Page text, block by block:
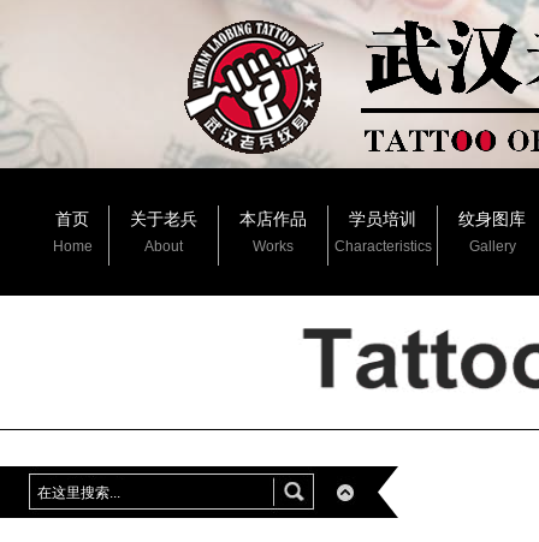
首页
Home
关于老兵
About
本店作品
Works
学员培训
Characteristics
纹身图库
Gallery